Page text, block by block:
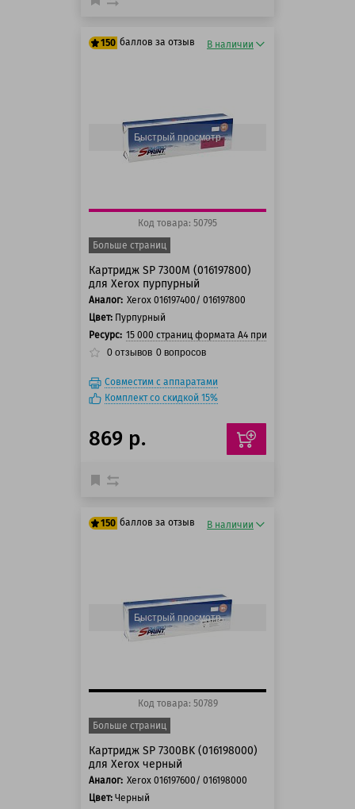
150 баллов за отзыв В наличии
Быстрый просмотр
Код товара: 50795
Больше страниц
Картридж SP 7300M (016197800)
для Xerox пурпурный
Аналог: Xerox 016197400/ 016197800
Цвет: Пурпурный
Ресурс: 15 000 страниц формата А4 при 5% заполнении
0 отзывов 0 вопросов
Совместим с аппаратами
Комплект со скидкой 15%
869 р.
150 баллов за отзыв В наличии
Быстрый просмотр
Код товара: 50789
Больше страниц
Картридж SP 7300BK (016198000)
для Xerox черный
Аналог: Xerox 016197600/ 016198000
Цвет: Черный